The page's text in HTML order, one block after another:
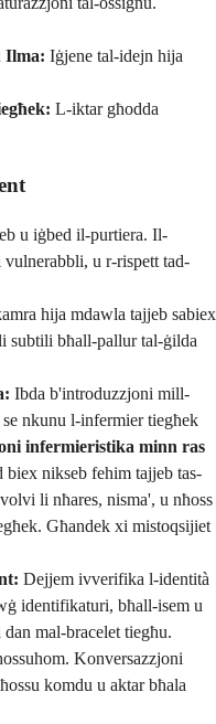
Ilma: Iġjene tal-idejn hija
L-iktar għodda
u iġbed il-purtiera. Il-
u r-rispett tad-
hija mdawla tajjeb sabiex
subtili bħall-pallur tal-ġilda
Ibda b'introduzzjoni mill-
nkunu l-infermier tiegħek
infermieristika minn ras
nikseb fehim tajjeb tas-
li nħares, nisma', u nħoss
Għandek xi mistoqsijiet
Dejjem ivverifika l-identità
identifikaturi, bħall-isem u
mal-bracelet tiegħu.
Konversazzjoni
komdu u aktar bħala